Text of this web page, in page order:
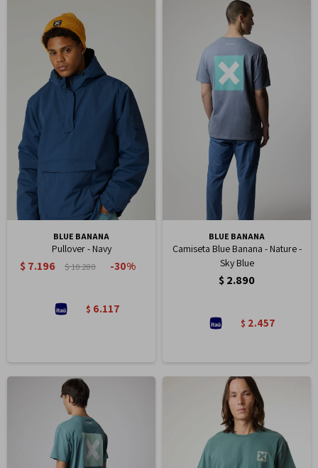
BLUE BANANA
Pullover - Navy
$7.196 $10.280 30
$ 6.117
BLUE BANANA
Camiseta Blue Banana - Nature -
Sky Blue
$2.890
$ 2.457